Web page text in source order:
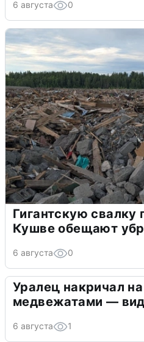
6 августа 0
Гигантскую свалку
Кушве обещают
6 августа 0
Уралец накричал
медвежатами —
6 августа 1